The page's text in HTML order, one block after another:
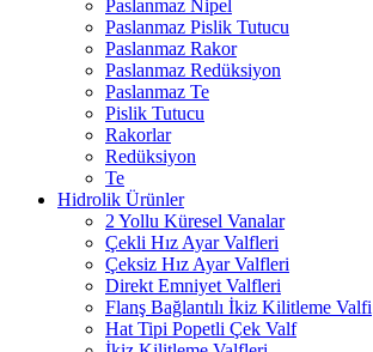
Paslanmaz Nipel
Paslanmaz Pislik Tutucu
Paslanmaz Rakor
Paslanmaz Redüksiyon
Paslanmaz Te
Pislik Tutucu
Rakorlar
Redüksiyon
Te
Hidrolik Ürünler
2 Yollu Küresel Vanalar
Çekli Hız Ayar Valfleri
Çeksiz Hız Ayar Valfleri
Direkt Emniyet Valfleri
Flanş Bağlantılı İkiz Kilitleme Valfi
Hat Tipi Popetli Çek Valf